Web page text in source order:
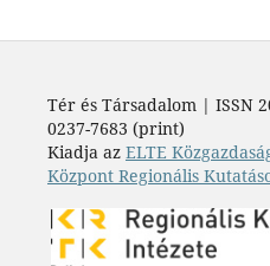
Tér és Társadalom | ISSN
0237-7683 (print)
Kiadja az ELTE
Központ Regionális